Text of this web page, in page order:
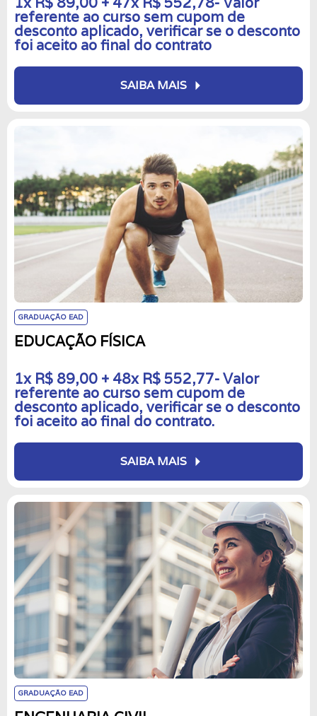
referente ao curso sem cupom de
desconto aplicado, verificar se o desconto
foi aceito ao final do contrato
SAIBA MAIS arrow_right
GRADUAÇÃO EAD
EDUCAÇÃO FÍSICA
1x R$ 89,00 + 48x R$ 552,77- Valor
referente ao curso sem cupom de
desconto aplicado, verificar se o desconto
foi aceito ao final do contrato.
SAIBA MAIS arrow_right
GRADUAÇÃO EAD